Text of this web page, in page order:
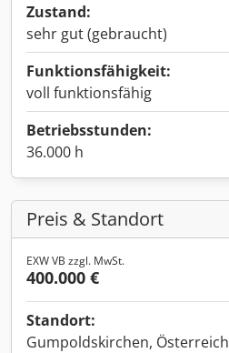
Zustand:
sehr gut (gebraucht)
Funktionsfähigkeit:
voll funktionsfähig
Betriebsstunden:
36.000 h
Preis & Standort
EXW VB zzgl. MwSt.
400.000 €
Standort:
Gumpoldskirchen, Österreich